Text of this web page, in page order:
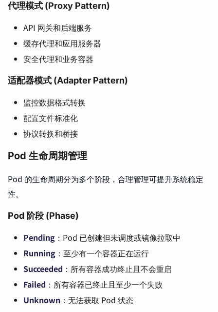
代理模式 (Proxy Pattern)
API 网关和后端服务
缓存代理和应用服务器
安全代理和业务容器
适配器模式 (Adapter Pattern)
监控数据格式转换
配置文件标准化
协议转换和桥接
Pod 生命周期管理
Pod 的生命周期分为多个阶段，合理管理可提升系统稳定
性。
Pod 阶段 (Phase)
Pending ：Pod 已创建但未调度或镜像拉取中
Running ：至少有一个容器正在运行
Succeeded ：所有容器成功终止且不会重启
Failed ：所有容器已终止且至少一个失败
Unknown ：无法获取 Pod 状态